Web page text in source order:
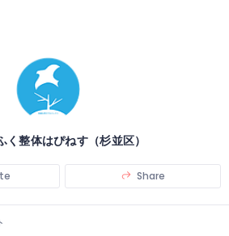
く整体はぴねす（杉並区）
Share